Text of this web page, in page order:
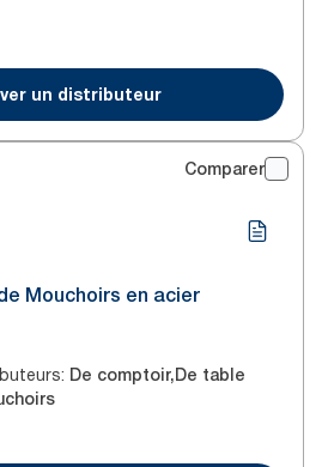
un distributeur
Comparer
Mouchoirs en acier
: De comptoir,De table